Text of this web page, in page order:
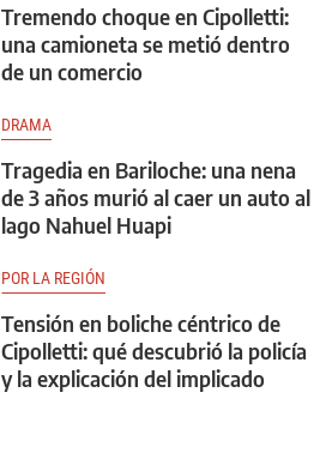
Tremendo choque en Cipolletti:
una camioneta se metió dentro
de un comercio
DRAMA
Tragedia en Bariloche: una nena
de 3 años murió al caer un auto al
lago Nahuel Huapi
POR LA REGIÓN
Tensión en boliche céntrico de
Cipolletti: qué descubrió la policía
y la explicación del implicado